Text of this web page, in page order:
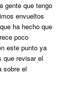
gente que tengo
envueltos
ha hecho que
poco
este punto ya
que revisar el
sobre el